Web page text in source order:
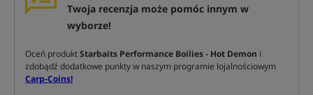
Twoja recenzja może pomóc innym w
wyborze!
Oceń produktStarbaits Performance Boilies - Hot Demon i
zdobądź dodatkowe punkty w naszym programie lojalnościowym
Carp-Coins!